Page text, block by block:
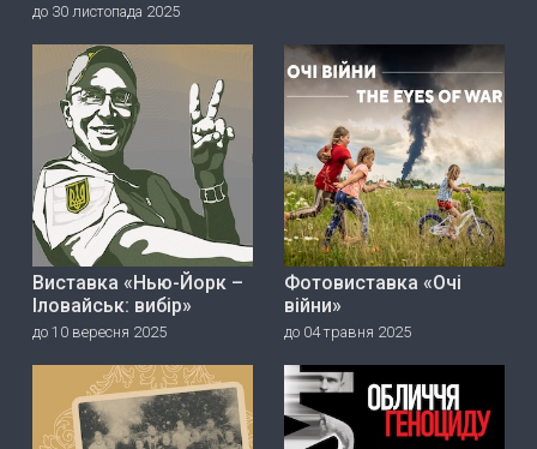
до 30 листопада 2025
Виставка «Нью-Йорк –
Іловайськ: вибір»
до 10 вересня 2025
Фотовиставка «Очі
війни»
до 04 травня 2025